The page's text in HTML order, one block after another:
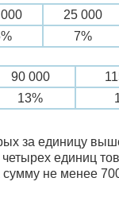
25 000
7%
90 000
13%
за единицу
единиц
сумму не менее